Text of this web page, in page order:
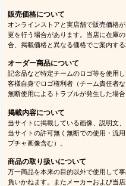
販売価格について
オンラインストアと実店舗で販売価格
更を行う場合があります。当店に在庫
合、掲載価格と異なる価格でご案内する
オーダー商品について
記念品など特定チームのロゴ等を使用
客様自身でロゴ権利者（チーム責任者
無断使用によるトラブルが発生した場
掲載内容について
当サイトに掲載している画像、説明文
当サイトの許可無く無断での使用・流
プチャ画像含む）。
商品の取り扱いについて
万一商品を本来の目的以外で使用して
負いかねます。またメーカーおよび当